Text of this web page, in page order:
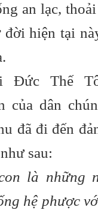
an lạc,
hiện tại
Đức Thế
của dân
đã đi đến
sau:
là những
hệ phược